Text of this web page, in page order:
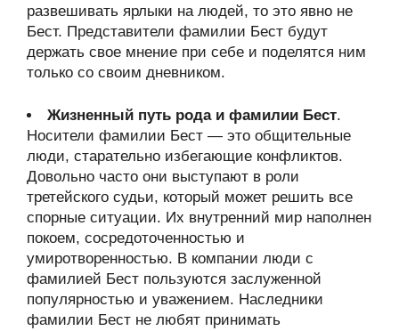
развешивать ярлыки на людей, то это явно не
Бест. Представители фамилии Бест будут
держать свое мнение при себе и поделятся ним
только со своим дневником.
Жизненный путь рода и фамилии Бест.
Носители фамилии Бест — это общительные
люди, старательно избегающие конфликтов.
Довольно часто они выступают в роли
третейского судьи, который может решить все
спорные ситуации. Их внутренний мир наполнен
покоем, сосредоточенностью и
умиротворенностью. В компании люди с
фамилией Бест пользуются заслуженной
популярностью и уважением. Наследники
фамилии Бест не любят принимать